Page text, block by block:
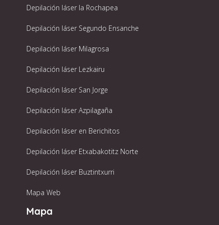
Depilación láser la Rochapea
Depilación láser Segundo Ensanche
Depilación láser Milagrosa
Depilación láser Lezkairu
Depilación láser San Jorge
Depilación láser Azpilagaña
Depilación láser en Berichitos
Depilación láser Etxabakotitz Norte
Depilación láser Buztintxurri
Mapa Web
Mapa